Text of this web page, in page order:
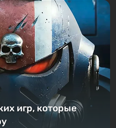
игр, которые